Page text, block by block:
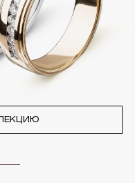
чистить украшения не
протирать их